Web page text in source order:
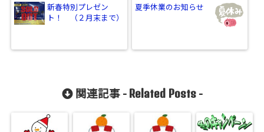
新春特別プレゼン
ト！ （２月末まで）
夏季休業のお知らせ
関連記事 - Related Posts-